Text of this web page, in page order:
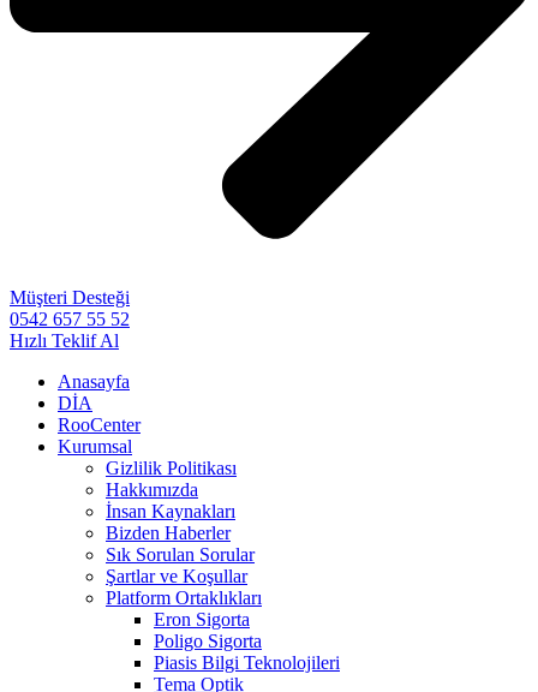
Müşteri Desteği
0542 657 55 52
Hızlı Teklif Al
Anasayfa
DİA
RooCenter
Kurumsal
Gizlilik Politikası
Hakkımızda
İnsan Kaynakları
Bizden Haberler
Sık Sorulan Sorular
Şartlar ve Koşullar
Platform Ortaklıkları
Eron Sigorta
Poligo Sigorta
Piasis Bilgi Teknolojileri
Tema Optik